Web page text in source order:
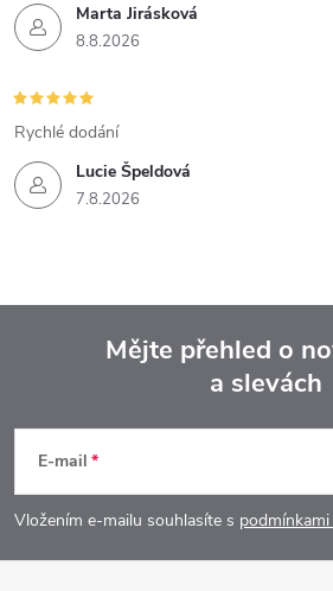
Marta Jirásková
8.8.2026
Lucie Špeldová
7.8.2026
Rychlé dodání
p
Mějte přehled o
a slevách
E-mail
Vložením e-mailu souhlasíte s